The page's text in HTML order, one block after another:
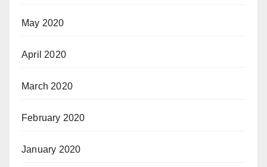
May 2020
April 2020
March 2020
February 2020
January 2020